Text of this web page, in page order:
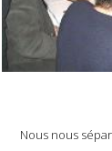
Nous nous